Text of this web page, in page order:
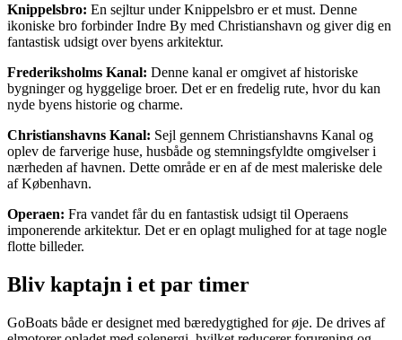
Knippelsbro: En sejltur under Knippelsbro er et must. Denne
ikoniske bro forbinder Indre By med Christianshavn og giver dig en
fantastisk udsigt over byens arkitektur.
Frederiksholms Kanal: Denne kanal er omgivet af historiske
bygninger og hyggelige broer. Det er en fredelig rute, hvor du kan
nyde byens historie og charme.
Christianshavns Kanal: Sejl gennem Christianshavns Kanal og
oplev de farverige huse, husbåde og stemningsfyldte omgivelser i
nærheden af havnen. Dette område er en af de mest maleriske dele
af København.
Operaen: Fra vandet får du en fantastisk udsigt til Operaens
imponerende arkitektur. Det er en oplagt mulighed for at tage nogle
flotte billeder.
Bliv kaptajn i et par timer
GoBoats både er designet med bæredygtighed for øje. De drives af